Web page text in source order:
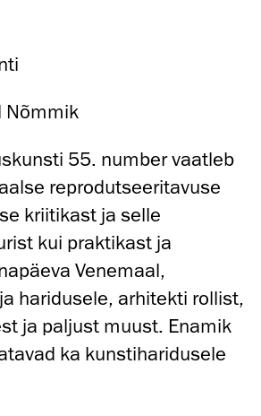
Nõmmik
55. number vaatleb
reprodutseeritavuse
kriitikast ja selle
kui praktikast ja
Venemaal,
haridusele, arhitekti rollist,
ja paljust muust. Enamik
ka kunstiharidusele